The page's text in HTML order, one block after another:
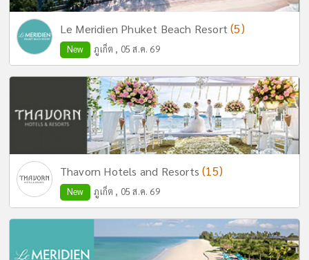
Le Meridien Phuket Beach Resort(5)
New ภูเก็ต , 05 ส.ค. 69
Thavorn Hotels and Resorts(15)
New ภูเก็ต , 05 ส.ค. 69